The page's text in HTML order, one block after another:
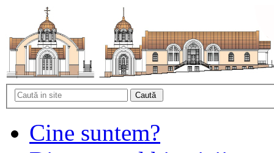
Cine suntem?